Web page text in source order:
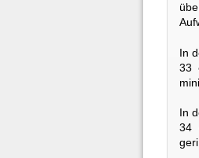
In
33
In
34